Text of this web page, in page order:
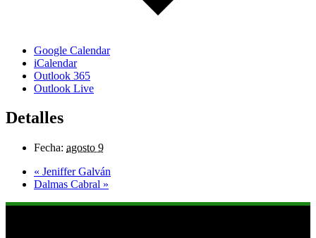
Google Calendar
iCalendar
Outlook 365
Outlook Live
Detalles
Fecha: agosto 9
« Jeniffer Galván
Dalmas Cabral »